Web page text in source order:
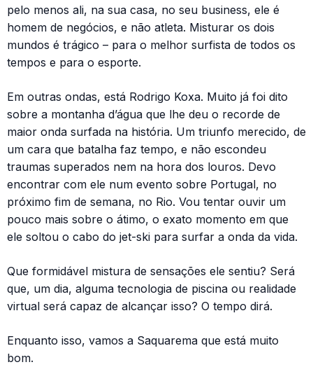
pelo menos ali, na sua casa, no seu business, ele é
homem de negócios, e não atleta. Misturar os dois
mundos é trágico – para o melhor surfista de todos os
tempos e para o esporte.
Em outras ondas, está Rodrigo Koxa. Muito já foi dito
sobre a montanha d’água que lhe deu o recorde de
maior onda surfada na história. Um triunfo merecido, de
um cara que batalha faz tempo, e não escondeu
traumas superados nem na hora dos louros. Devo
encontrar com ele num evento sobre Portugal, no
próximo fim de semana, no Rio. Vou tentar ouvir um
pouco mais sobre o átimo, o exato momento em que
ele soltou o cabo do jet-ski para surfar a onda da vida.
Que formidável mistura de sensações ele sentiu? Será
que, um dia, alguma tecnologia de piscina ou realidade
virtual será capaz de alcançar isso? O tempo dirá.
Enquanto isso, vamos a Saquarema que está muito
bom.